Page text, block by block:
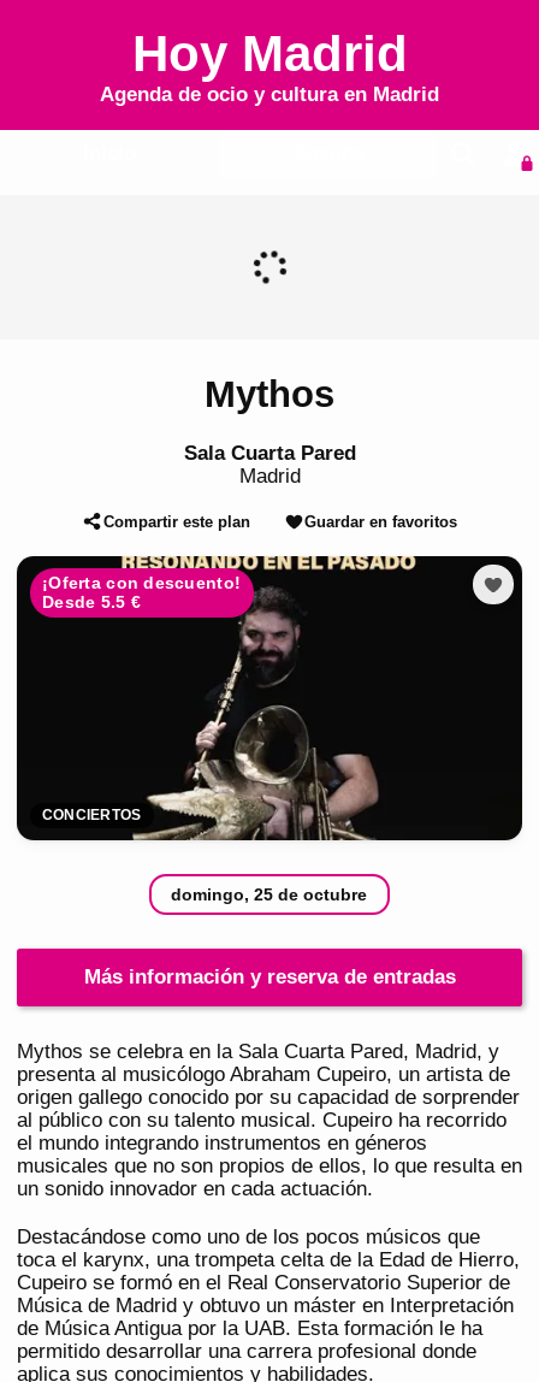
Hoy Madrid
Agenda de ocio y cultura en Madrid
Mythos
Sala Cuarta Pared
Madrid
Compartir este plan Guardar en favoritos
¡Oferta con descuento!
Desde 5.5 €
CONCIERTOS
domingo, 25 de octubre
Más información y reserva de entradas
Mythos se celebra en la Sala Cuarta Pared, Madrid, y
presenta al musicólogo Abraham Cupeiro, un artista de
origen gallego conocido por su capacidad de sorprender
al público con su talento musical. Cupeiro ha recorrido
el mundo integrando instrumentos en géneros
musicales que no son propios de ellos, lo que resulta en
un sonido innovador en cada actuación.
Destacándose como uno de los pocos músicos que
toca el karynx, una trompeta celta de la Edad de Hierro,
Cupeiro se formó en el Real Conservatorio Superior de
Música de Madrid y obtuvo un máster en Interpretación
de Música Antigua por la UAB. Esta formación le ha
permitido desarrollar una carrera profesional donde
aplica sus conocimientos y habilidades.